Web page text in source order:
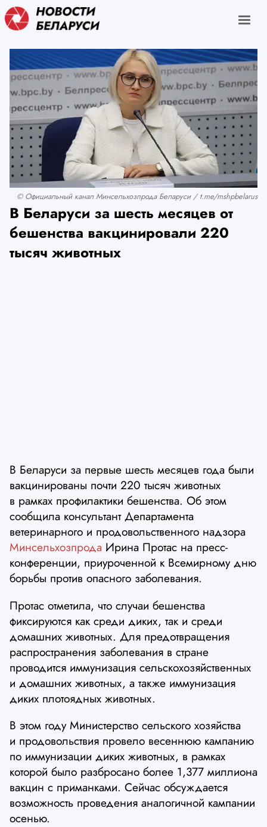
© Официальный канал Минсельхозпрода Беларуси / t.me/mshpbelarus
В Беларуси за шесть месяцев от
бешенства вакцинировали 220
тысяч животных
В Беларуси за первые шесть месяцев года были
вакцинированы почти 220 тысяч животных
в рамках профилактики бешенства. Об этом
сообщила консультант Департамента
ветеринарного и продовольственного надзора
Минсельхозпрода Ирина Протас на пресс-
конференции, приуроченной к Всемирному дню
борьбы против опасного заболевания.
Протас отметила, что случаи бешенства
фиксируются как среди диких, так и среди
домашних животных. Для предотвращения
распространения заболевания в стране
проводится иммунизация сельскохозяйственных
и домашних животных, а также иммунизация
диких плотоядных животных.
В этом году Министерство сельского хозяйства
и продовольствия провело весеннюю кампанию
по иммунизации диких животных, в рамках
которой было разбросано более 1,377 миллиона
вакцин с приманками. Сейчас обсуждается
возможность проведения аналогичной кампании
осенью.